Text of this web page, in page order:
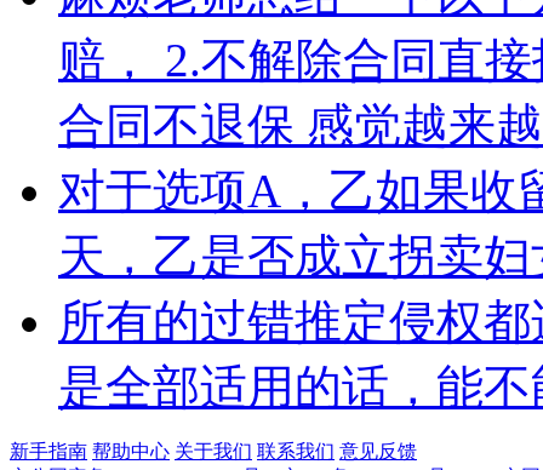
赔， 2.不解除合同直
合同不退保 感觉越来
对于选项A，乙如果收
天，乙是否成立拐卖
所有的过错推定侵权
是全部适用的话，能
新手指南 帮助中心 关于我们 联系我们 意见反馈